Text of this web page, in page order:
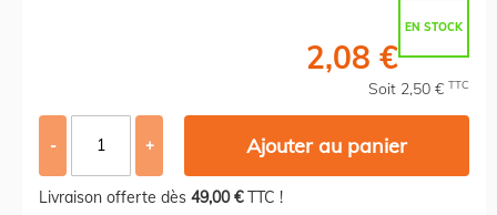
EN STOCK
2,08 €
Soit 2,50 € TTC
- + Ajouter au panier
Livraison offerte dès 49,00 €TTC !